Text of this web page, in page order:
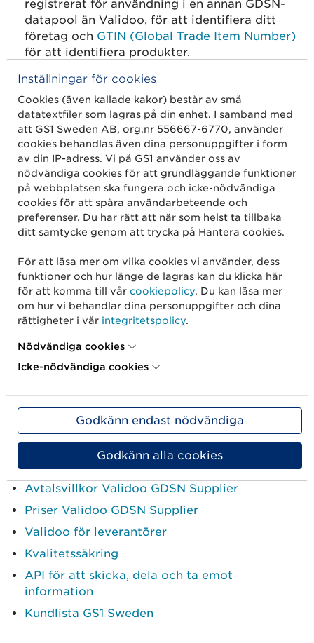
registrerat för användning i en annan GDSN-
datapool än Validoo, för att identifiera ditt
företag och GTIN (Global Trade Item Number)
för att identifiera produkter.
Anslutning till en GDSN‑datapool annan än
Ett system för inmatning och publicering av
artikelinformation i en annan datapool än
Validoo.
7. Förvaltning, drift och support
Standarduppdateringar
: GS1 Sweden följer
globala GS1-standarder och gör
GDSN, normalt 3-4 gånger per år.
Löpande utveckling: Nya funktioner utvecklas
löpande och prioriteras efter komplexitet och
kundnytta.
runt, med vissa perioder av planerade avbrott
för underhåll.
tillgänglig på telefon och e-post måndag–
8. Bilagor och relaterade länkar
Avtalsvillkor Validoo GDSN Supplier
Priser Validoo GDSN Supplier
Validoo för leverantörer
Kvalitetssäkring
API för att skicka, dela och ta emot
information
Kundlista GS1 Sweden
Inställningar för cookies
Cookies (även kallade kakor) består av små
datatextfiler som lagras på din enhet. I samband med
att GS1 Sweden AB, org.nr 556667-6770, använder
cookies behandlas även dina personuppgifter i form
av din IP-adress. Vi på GS1 använder oss av
nödvändiga cookies för att grundläggande funktioner
på webbplatsen ska fungera och icke-nödvändiga
cookies för att spåra användarbeteende och
preferenser. Du har rätt att när som helst ta tillbaka
ditt samtycke genom att trycka på Hantera cookies.
För att läsa mer om vilka cookies vi använder, dess
funktioner och hur länge de lagras kan du klicka här
för att komma till vår cookiepolicy. Du kan läsa mer
om hur vi behandlar dina personuppgifter och dina
rättigheter i vår integritetspolicy.
Nödvändiga cookies
Icke-nödvändiga cookies
Godkänn endast nödvändiga
Godkänn alla cookies